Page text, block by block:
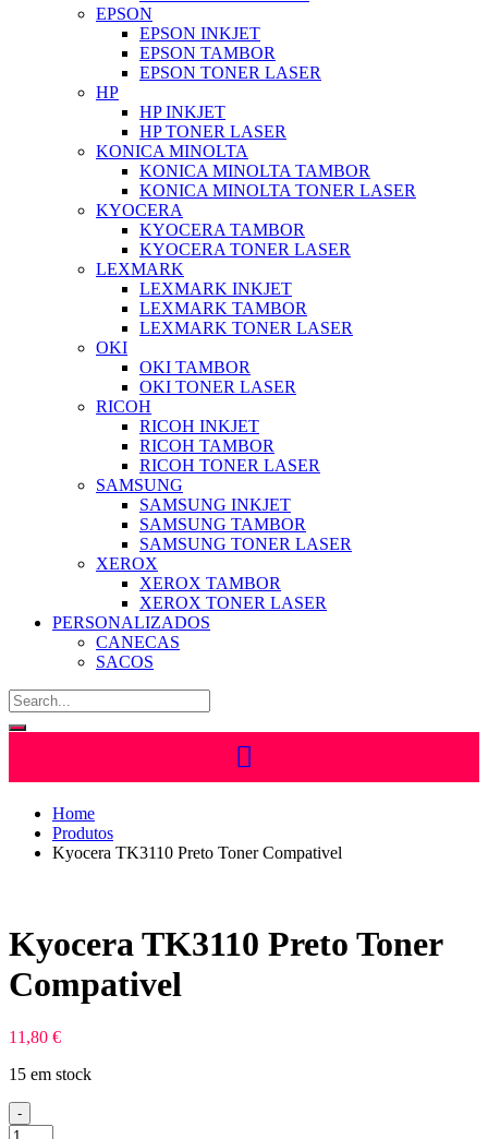
EPSON
EPSON INKJET
EPSON TAMBOR
EPSON TONER LASER
HP
HP INKJET
HP TONER LASER
KONICA MINOLTA
KONICA MINOLTA TAMBOR
KONICA MINOLTA TONER LASER
KYOCERA
KYOCERA TAMBOR
KYOCERA TONER LASER
LEXMARK
LEXMARK INKJET
LEXMARK TAMBOR
LEXMARK TONER LASER
OKI
OKI TAMBOR
OKI TONER LASER
RICOH
RICOH INKJET
RICOH TAMBOR
RICOH TONER LASER
SAMSUNG
SAMSUNG INKJET
SAMSUNG TAMBOR
SAMSUNG TONER LASER
XEROX
XEROX TAMBOR
XEROX TONER LASER
PERSONALIZADOS
CANECAS
SACOS
Home
Produtos
Kyocera TK3110 Preto Toner Compativel
Kyocera TK3110 Preto Toner
Compativel
11,80 €
15 em stock
-
Quantidade